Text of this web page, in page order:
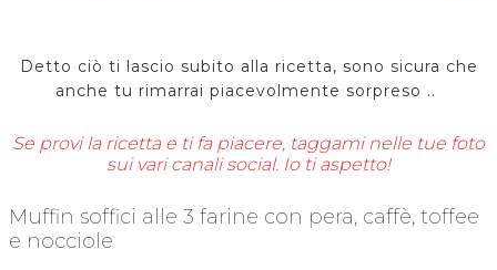
Detto ciò ti lascio subito alla ricetta, sono sicura che
anche tu rimarrai piacevolmente sorpreso ..
Se provi la ricetta e ti fa piacere, taggami nelle tue foto
sui vari canali social. Io ti aspetto!
Muffin soffici alle 3 farine con pera, caffè, toffee
e nocciole